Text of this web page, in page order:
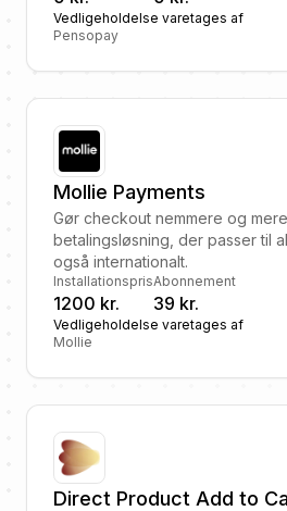
Vedligeholdelse varetages af
Pensopay
Mollie Payments
Gør checkout nemmere og
betalingsløsning, der passer til
også internationalt.
Installationspris
1200 kr.
Abonnement
39 kr.
Vedligeholdelse varetages af
Mollie
Direct Product Add to